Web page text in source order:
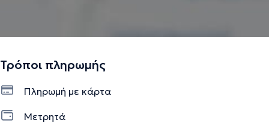
Τρόποι πληρωμής
Πληρωμή με κάρτα
Μετρητά